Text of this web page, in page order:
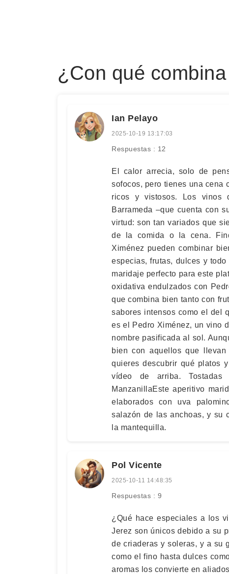
¿Con qué
Ian Pelayo
2025-10-19 13:17:03
Respuestas : 12
El calor arrecia, solo de
sofocos, pero tienes una cena
ricos y vistosos. Los vinos
Barrameda –que cuenta con
virtud: son tan variados que
de la comida o la cena.
Ximénez pueden combinar
especias, frutas, dulces y
maridaje perfecto para este
oxidativa endulzados con
que combina bien tanto con
sabores intensos como el del
es el Pedro Ximénez, un vino
nombre pasificada al sol.
bien con aquellos que
quieres descubrir qué platos
vídeo de arriba.
ManzanillaEste aperitivo
elaborados con uva
salazón de las anchoas, y su
la mantequilla.
Pol Vicente
2025-10-11 14:48:35
Respuestas : 9
¿Qué hace especiales a los
Jerez son únicos debido a su
de criaderas y soleras, y a su
como el fino hasta dulces
aromas los convierte en